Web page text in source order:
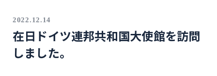
2022.12.14
在日ドイツ連邦共和国大使館を訪問
しました。